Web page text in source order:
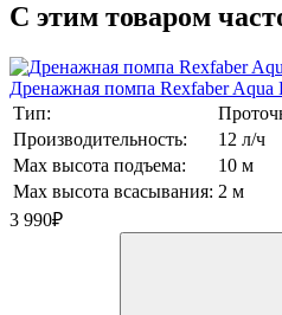
C этим товаром
Дренажная помпа Rexfaber Aqua
Тип:
Производительность:
12 л/ч
Max высота подъема:
10 м
Max высота всасывания: 2 м
3 990₽